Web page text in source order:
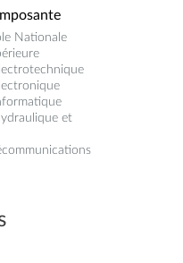
Nationale
et